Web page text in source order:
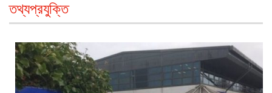
তথ্যপ্রযুক্তি